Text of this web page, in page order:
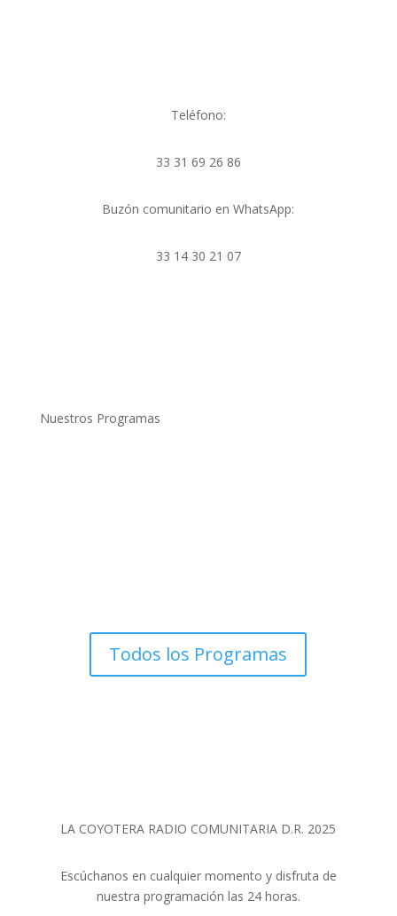
Teléfono:
33 31 69 26 86
Buzón comunitario en WhatsApp:
33 14 30 21 07
Nuestros Programas
Todos los Programas
LA COYOTERA RADIO COMUNITARIA D.R. 2025
Escúchanos en cualquier momento y disfruta de
nuestra programación las 24 horas.